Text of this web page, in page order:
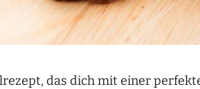
das dich mit einer